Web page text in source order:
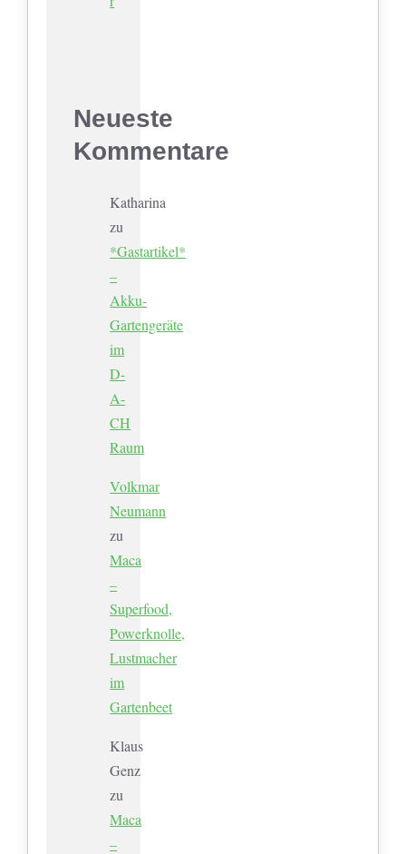
Neueste
Kommentare
Katharina
zu
*Gastartikel*
–
Akku-
Gartengeräte
im
D-
A-
CH
Raum
Volkmar
Neumann
zu
Maca
–
Superfood,
Powerknolle,
Lustmacher
im
Gartenbeet
Klaus
Genz
zu
Maca
–